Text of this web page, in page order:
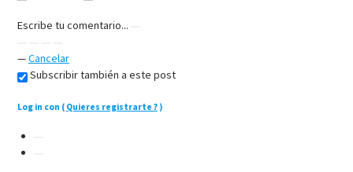
Escribe tu comentario...
—Cancelar
Subscribir también a este post
Log in con ( Quieres registrarte ?)